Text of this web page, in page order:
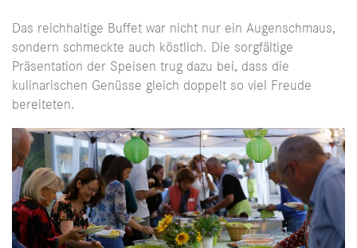
Das reichhaltige Buffet war nicht nur ein Augenschmaus,
sondern schmeckte auch köstlich. Die sorgfältige
Präsentation der Speisen trug dazu bei, dass die
kulinarischen Genüsse gleich doppelt so viel Freude
bereiteten.